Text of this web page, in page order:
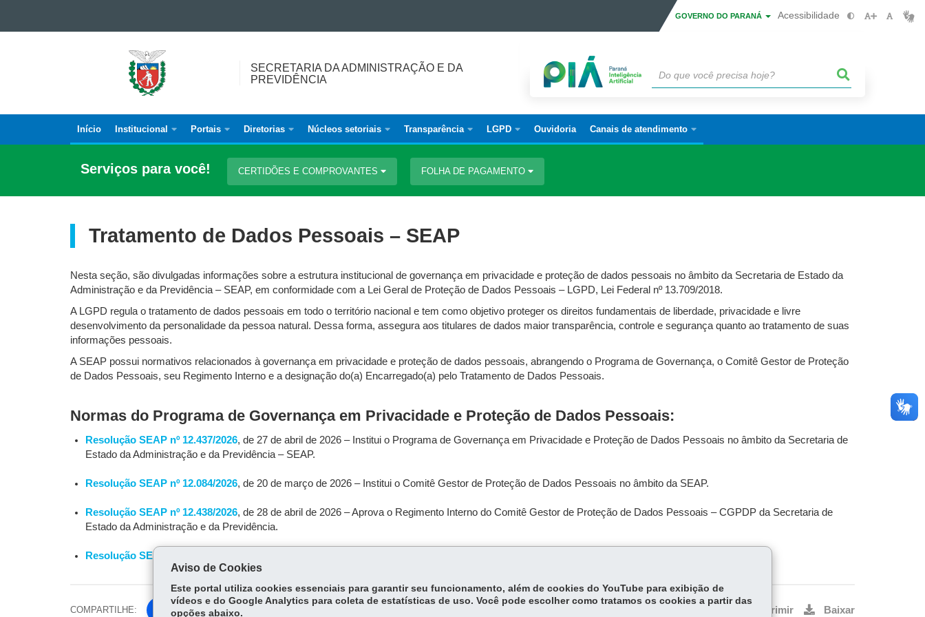
GOVERNO DO PARANÁ Acessibilidade
SECRETARIA
ADMINISTRAÇÃO
DA
PREVIDÊNCIA
SECRETARIA DA ADMINISTRAÇÃO E DA
PREVIDÊNCIA
Navegação
Principal
Início Institucional Portais Diretorias Núcleos setoriais Transparência LGPD Ouvidoria Canais de atendimento
Serviços para você! CERTIDÕES E COMPROVANTES FOLHA DE PAGAMENTO
Tratamento de Dados Pessoais – SEAP
Nesta seção, são divulgadas informações sobre a estrutura institucional de governança em privacidade e proteção de dados pessoais no âmbito da Secretaria de Estado da
Administração e da Previdência – SEAP, em conformidade com a Lei Geral de Proteção de Dados Pessoais – LGPD, Lei Federal nº 13.709/2018.
A LGPD regula o tratamento de dados pessoais em todo o território nacional e tem como objetivo proteger os direitos fundamentais de liberdade, privacidade e livre
desenvolvimento da personalidade da pessoa natural. Dessa forma, assegura aos titulares de dados maior transparência, controle e segurança quanto ao tratamento de suas
informações pessoais.
A SEAP possui normativos relacionados à governança em privacidade e proteção de dados pessoais, abrangendo o Programa de Governança, o Comitê Gestor de Proteção
de Dados Pessoais, seu Regimento Interno e a designação do(a) Encarregado(a) pelo Tratamento de Dados Pessoais.
Normas do Programa de Governança em Privacidade e Proteção de Dados Pessoais:
Resolução SEAP nº 12.437/2026, de 27 de abril de 2026 – Institui o Programa de Governança em Privacidade e Proteção de Dados Pessoais no âmbito da Secretaria de
Estado da Administração e da Previdência – SEAP.
Resolução SEAP nº 12.084/2026, de 20 de março de 2026 – Institui o Comitê Gestor de Proteção de Dados Pessoais no âmbito da SEAP.
Resolução SEAP nº 12.438/2026, de 28 de abril de 2026 – Aprova o Regimento Interno do Comitê Gestor de Proteção de Dados Pessoais – CGPDP da Secretaria de
Estado da Administração e da Previdência.
Resolução SEAP nº 12.099/2026
COMPARTILHE: Fa Imprimir Baixar
Aviso de Cookies
Este portal utiliza cookies essenciais para garantir seu funcionamento, além de cookies do YouTube para exibição de
vídeos e do Google Analytics para coleta de estatísticas de uso. Você pode escolher como tratamos os cookies a partir das
opções abaixo.